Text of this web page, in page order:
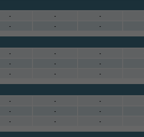
- - -
- - -
- - -
- - -
- - -
- - -
- - -
- - -